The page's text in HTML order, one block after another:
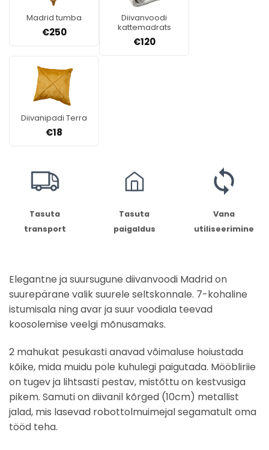
Madrid tumba
€250
Diivanvoodi
kattemadrats
€120
Diivanipadi Terra
€18
Tasuta
transport
Tasuta
paigaldus
Vana
utiliseerimine
Elegantne ja suursugune diivanvoodi Madrid on
suurepärane valik suurele seltskonnale. 7-kohaline
istumisala ning avar ja suur voodiala teevad
koosolemise veelgi mõnusamaks.
2 mahukat pesukasti anavad võimaluse hoiustada
kõike, mida muidu pole kuhulegi paigutada. Mööbliriie
on tugev ja lihtsasti pestav, mistõttu on kestvusiga
pikem. Samuti on diivanil kõrged (10cm) metallist
jalad, mis lasevad robottolmuimejal segamatult oma
tööd teha.